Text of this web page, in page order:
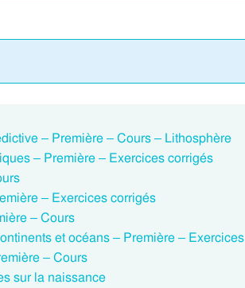
– Première – Cours – Lithosphère
– Première – Exercices corrigés
– Exercices corrigés
– Cours
et océans – Première – Exercices
– Cours
sur la naissance